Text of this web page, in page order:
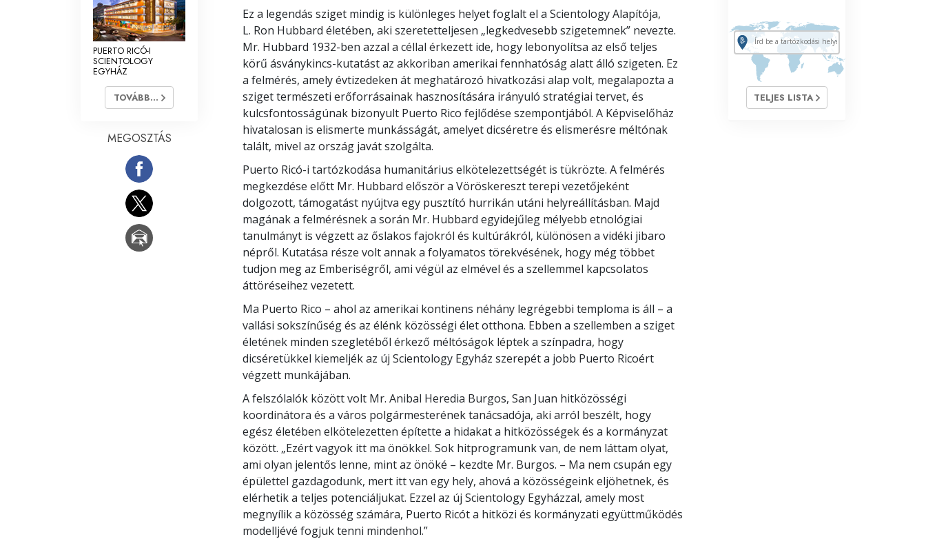
Ez a legendás sziget mindig is különleges helyet foglalt el a Scientology Alapítója,
L. Ron Hubbard életében, aki szeretetteljesen „legkedvesebb szigetemnek” nevezte.
Mr. Hubbard 1932-ben azzal a céllal érkezett ide, hogy lebonyolítsa az első teljes
körű ásványkincs-kutatást az akkoriban amerikai fennhatóság alatt álló szigeten. Ez
a felmérés, amely évtizedeken át meghatározó hivatkozási alap volt, megalapozta a
sziget természeti erőforrásainak hasznosítására irányuló stratégiai tervet, és
kulcsfontosságúnak bizonyult Puerto Rico fejlődése szempontjából. A Képviselőház
hivatalosan is elismerte munkásságát, amelyet dicséretre és elismerésre méltónak
talált, mivel az ország javát szolgálta.
Puerto Ricó-i tartózkodása humanitárius elkötelezettségét is tükrözte. A felmérés
megkezdése előtt Mr. Hubbard először a Vöröskereszt terepi vezetőjeként
dolgozott, támogatást nyújtva egy pusztító hurrikán utáni helyreállításban. Majd
magának a felmérésnek a során Mr. Hubbard egyidejűleg mélyebb etnológiai
tanulmányt is végzett az őslakos fajokról és kultúrákról, különösen a vidéki jibaro
népről. Kutatása része volt annak a folyamatos törekvésének, hogy még többet
tudjon meg az Emberiségről, ami végül az elmével és a szellemmel kapcsolatos
áttöréseihez vezetett.
Ma Puerto Rico – ahol az amerikai kontinens néhány legrégebbi temploma is áll – a
vallási sokszínűség és az élénk közösségi élet otthona. Ebben a szellemben a sziget
életének minden szegletéből érkező méltóságok léptek a színpadra, hogy
dicséretükkel kiemeljék az új Scientology Egyház szerepét a jobb Puerto Ricoért
végzett munkájában.
A felszólalók között volt Mr. Anibal Heredia Burgos, San Juan hitközösségi
koordinátora és a város polgármesterének tanácsadója, aki arról beszélt, hogy
egész életében elkötelezetten építette a hidakat a hitközösségek és a kormányzat
között. „Ezért vagyok itt ma önökkel. Sok hitprogramunk van, de nem láttam olyat,
ami olyan jelentős lenne, mint az önöké – kezdte Mr. Burgos. – Ma nem csupán egy
épülettel gazdagodunk, mert itt van egy hely, ahová a közösségeink eljöhetnek, és
elérhetik a teljes potenciáljukat. Ezzel az új Scientology Egyházzal, amely most
megnyílik a közösség számára, Puerto Ricót a hitközi és kormányzati együttműködés
modelljévé fogjuk tenni mindenhol.”
PUERTO RICÓ-I
SCIENTOLOGY
EGYHÁZ
TOVÁBB...
MEGOSZTÁS
TELJES LISTA